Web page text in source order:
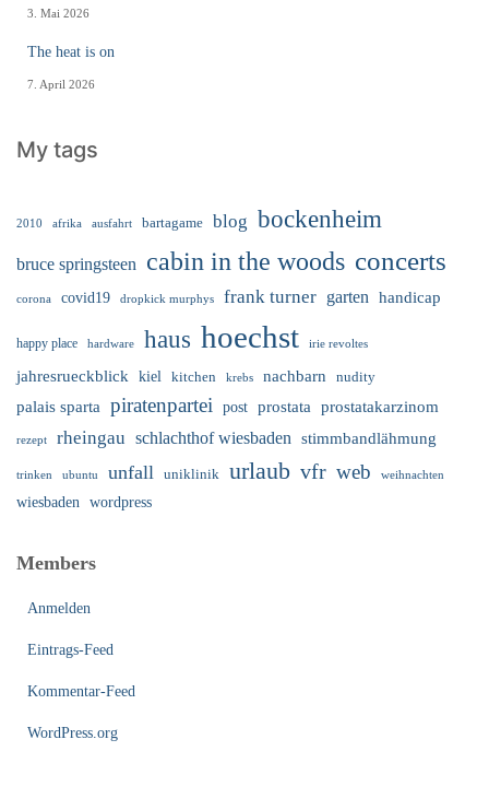
3. Mai 2026
The heat is on
7. April 2026
My tags
2010 afrika ausfahrt bartagame blog bockenheim
bruce springsteen cabin in the woods concerts
corona covid19 dropkick murphys frank turner garten handicap
happy place hardware haus hoechst irie revoltes
jahresrueckblick kiel kitchen krebs nachbarn nudity
palais sparta piratenpartei post prostata prostatakarzinom
rezept rheingau schlachthof wiesbaden stimmbandlähmung
trinken ubuntu unfall uniklinik urlaub vfr web weihnachten
wiesbaden wordpress
Members
Anmelden
Eintrags-Feed
Kommentar-Feed
WordPress.org